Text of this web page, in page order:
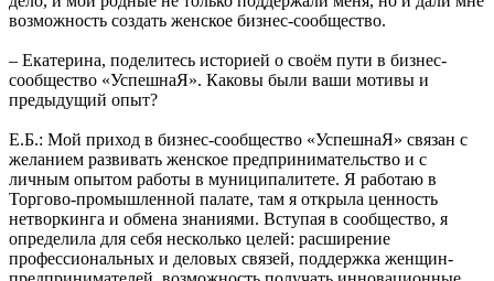
возможность создать женское бизнес-сообщество.
– Екатерина, поделитесь историей о своём пути в бизнес-
сообщество «УспешнаЯ». Каковы были ваши мотивы и
предыдущий опыт?
Е.Б.: Мой приход в бизнес-сообщество «УспешнаЯ» связан с
желанием развивать женское предпринимательство и с
личным опытом работы в муниципалитете. Я работаю в
Торгово-промышленной палате, там я открыла ценность
нетворкинга и обмена знаниями. Вступая в сообщество, я
определила для себя несколько целей: расширение
профессиональных и деловых связей, поддержка женщин-